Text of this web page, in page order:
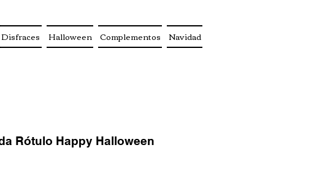
Rótulo Happy Halloween
Disfraces Halloween Complementos Navidad